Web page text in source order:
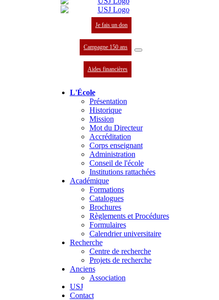
Je fais un don
Campagne 150 ans
Aides financières
L'École
Présentation
Historique
Mission
Mot du Directeur
Accréditation
Corps enseignant
Administration
Conseil de l'école
Institutions rattachées
Académique
Formations
Catalogues
Brochures
Règlements et Procédures
Formulaires
Calendrier universitaire
Recherche
Centre de recherche
Projets de recherche
Anciens
Association
USJ
Contact